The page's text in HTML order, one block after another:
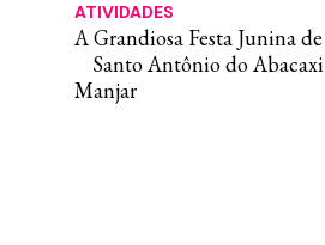
ATIVIDADES
A Grandiosa Festa Junina de
Santo Antônio do Abacaxi
Manjar